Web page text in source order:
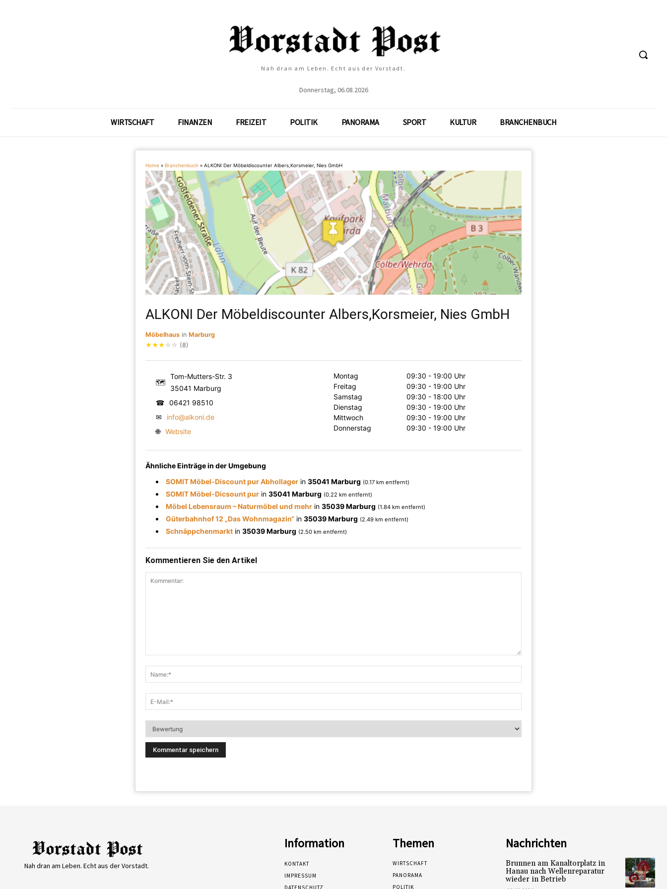
Nah dran am Leben. Echt aus der Vorstadt.
Donnerstag, 06.08.2026
WIRTSCHAFT FINANZEN FREIZEIT POLITIK PANORAMA SPORT KULTUR BRANCHENBUCH
Home » Branchenbuch » ALKONI Der Möbeldiscounter Albers,Korsmeier, Nies GmbH
ALKONI Der Möbeldiscounter Albers,Korsmeier, Nies GmbH
Möbelhaus in Marburg
★★★ ☆ ☆ (8)
🗺
Tom-Mutters-Str. 3
35041 Marburg
☎ 06421 98510
✉
info@alkoni.de
🌐 Website
Montag
09:30 - 19:00 Uhr
Freitag
09:30 - 19:00 Uhr
Samstag
09:30 - 18:00 Uhr
Dienstag
09:30 - 19:00 Uhr
Mittwoch
09:30 - 19:00 Uhr
Donnerstag
09:30 - 19:00 Uhr
Ähnliche Einträge in der Umgebung
SOMIT Möbel-Discount pur Abhollager in 35041 Marburg (0.17 km entfernt)
SOMIT Möbel-Dicsount pur in 35041 Marburg (0.22 km entfernt)
Möbel Lebensraum – Naturmöbel und mehr in 35039 Marburg (1.84 km entfernt)
Güterbahnhof 12 „Das Wohnmagazin“ in 35039 Marburg (2.49 km entfernt)
Schnäppchenmarkt in 35039 Marburg (2.50 km entfernt)
Kommentieren Sie den Artikel
Nah dran am Leben. Echt aus der Vorstadt.
Information
KONTAKT
IMPRESSUM
DATENSCHUTZ
Themen
WIRTSCHAFT
PANORAMA
POLITIK
Nachrichten
Brunnen am Kanaltorplatz in
Hanau nach Wellenreparatur
wieder in Betrieb